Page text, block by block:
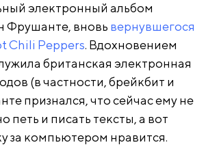
электронный альбом
Фрушанте, вновь вернувшегося
Chili Peppers. Вдохновением
британская электронная
(в частности, брейкбит и
признался, что сейчас ему не
петь и писать тексты, а вот
за компьютером нравится.